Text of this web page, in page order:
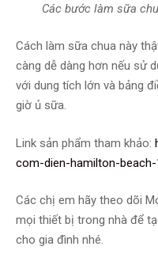
Các bước làm sữa
Cách làm sữa chua này
càng dễ dàng hơn nếu sử
với dung tích lớn và bảng
giờ ủ sữa.
Link sản phẩm tham khảo:
com-dien-hamilton-
Các chị em hãy theo dõi
mọi thiết bị trong nhà để
cho gia đình nhé.